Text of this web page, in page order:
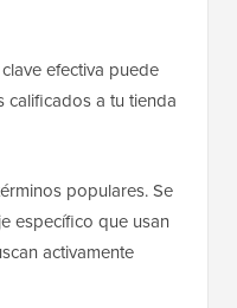
efectiva puede
calificados a tu tienda
populares. Se
específico que usan
activamente